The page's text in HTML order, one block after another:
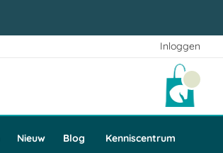
Inloggen
Nieuw Blog Kenniscentrum